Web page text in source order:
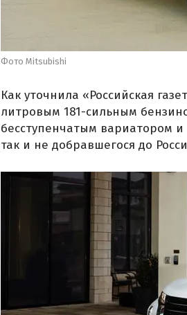
Фото Mitsubishi
Как уточнила «Российская
литровым 181-сильным
бесступенчатым вариатором
так и не добравшегося до